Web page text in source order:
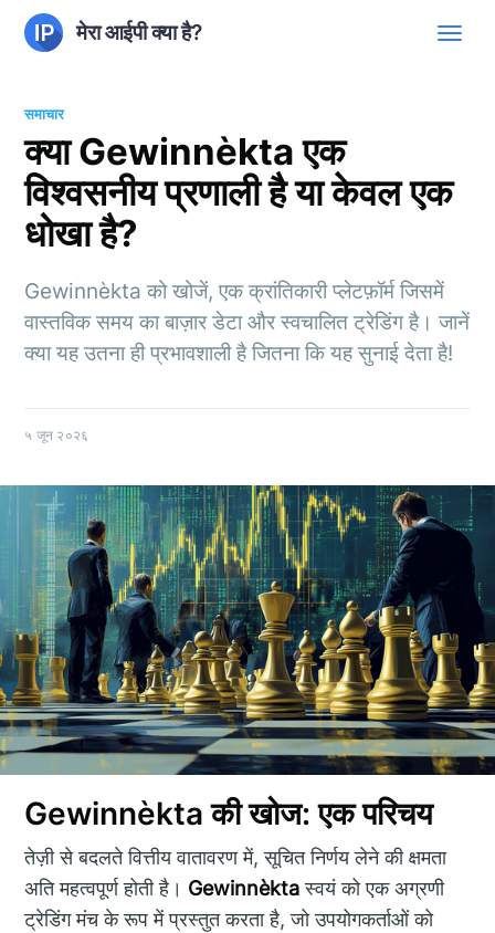
मेरा आईपी क्या है?
समाचार
क्या Gewinnèkta एक
विश्वसनीय प्रणाली है या केवल एक
धोखा है?
Gewinnèkta को खोजें, एक क्रांतिकारी प्लेटफ़ॉर्म जिसमें
वास्तविक समय का बाज़ार डेटा और स्वचालित ट्रेडिंग है। जानें
क्या यह उतना ही प्रभावशाली है जितना कि यह सुनाई देता है!
५ जून २०२६
Gewinnèkta की खोज: एक परिचय
तेज़ी से बदलते वित्तीय वातावरण में, सूचित निर्णय लेने की क्षमता
अति महत्वपूर्ण होती है। Gewinnèktaस्वयं को एक अग्रणी
ट्रेडिंग मंच के रूप में प्रस्तुत करता है, जो उपयोगकर्ताओं को